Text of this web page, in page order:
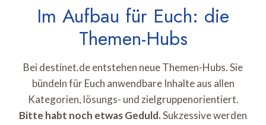
Im Aufbau für Euch: die
Themen-Hubs
Bei destinet.de entstehen neue Themen-Hubs. Sie
bündeln für Euch anwendbare Inhalte aus allen
Kategorien, lösungs- und zielgruppenorientiert.
Bitte habt noch etwas Geduld.Sukzessive werden